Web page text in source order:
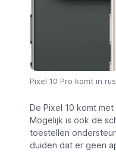
Pixel 10 Pro komt in
De Pixel 10 komt
Mogelijk is ook de
toestellen
duiden dat er geen